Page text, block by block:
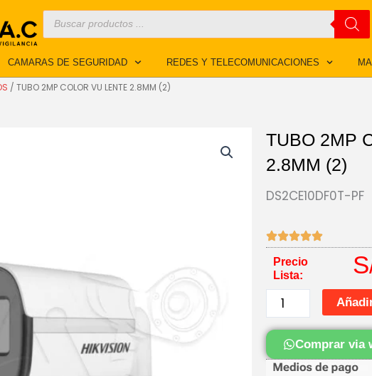
Búsqueda
de
productos
CAMARAS DE SEGURIDAD REDES Y TELECOMUNICACIONES
/ TUBO 2MP COLOR VU LENTE 2.8MM (2)
TUBO 2MP
2.8MM (2)
DS2CE10DF0T-PF
Precio
Lista:
TUBO
2MP
COLOR
VU
Comprar via